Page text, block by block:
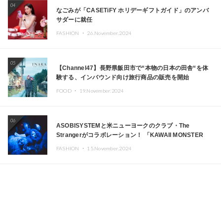
04
なごみが「CASETiFY ホリデーギフトガイド」のアンバ
サダーに就任
FASHION ・ 26.November.2024
05
【Channel47】長野県飯田市で“本物の日本の田舎“を体
験する、インバウンド向け旅行商品の販売を開始
FOOD ・ 19.November.2024
06
ASOBISYSTEMと米ニューヨークのクラブ・The
Strangerがコラボレーション！ 「KAWAII MONSTER
FASHION ・ 15.November.2024